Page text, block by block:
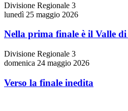
Divisione Regionale 3
lunedì 25 maggio 2026
Nella prima finale è il Valle
Divisione Regionale 3
domenica 24 maggio 2026
Verso la finale inedita